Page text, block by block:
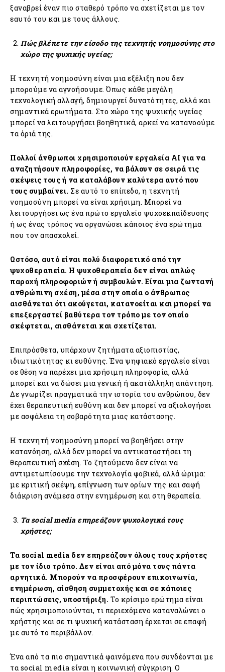
ξαναβρεί έναν πιο σταθερό τρόπο να σχετίζεται με τον
εαυτό του και με τους άλλους.
Πώς βλέπετε την είσοδο της τεχνητής νοημοσύνης στο
χώρο της ψυχικής υγείας;
Η τεχνητή νοημοσύνη είναι μια εξέλιξη που δεν
μπορούμε να αγνοήσουμε. Όπως κάθε μεγάλη
τεχνολογική αλλαγή, δημιουργεί δυνατότητες, αλλά και
σημαντικά ερωτήματα. Στο χώρο της ψυχικής υγείας
μπορεί να λειτουργήσει βοηθητικά, αρκεί να κατανοούμε
τα όριά της.
Πολλοί άνθρωποι χρησιμοποιούν εργαλεία ΑΙ για να
αναζητήσουν πληροφορίες, να βάλουν σε σειρά τις
σκέψεις τους ή να καταλάβουν καλύτερα αυτό που
τους συμβαίνει. Σε αυτό το επίπεδο, η τεχνητή
νοημοσύνη μπορεί να είναι χρήσιμη. Μπορεί να
λειτουργήσει ως ένα πρώτο εργαλείο ψυχοεκπαίδευσης
ή ως ένας τρόπος να οργανώσει κάποιος ένα ερώτημα
που τον απασχολεί.
Ωστόσο, αυτό είναι πολύ διαφορετικό από την
ψυχοθεραπεία. Η ψυχοθεραπεία δεν είναι απλώς
παροχή πληροφοριών ή συμβουλών. Είναι μια ζωντανή
ανθρώπινη σχέση, μέσα στην οποία ο άνθρωπος
αισθάνεται ότι ακούγεται, κατανοείται και μπορεί να
επεξεργαστεί βαθύτερα τον τρόπο με τον οποίο
σκέφτεται, αισθάνεται και σχετίζεται.
Επιπρόσθετα, υπάρχουν ζητήματα αξιοπιστίας,
ιδιωτικότητας κι ευθύνης. Ένα ψηφιακό εργαλείο είναι
σε θέση να παρέχει μια χρήσιμη πληροφορία, αλλά
μπορεί και να δώσει μια γενική ή ακατάλληλη απάντηση.
Δε γνωρίζει πραγματικά την ιστορία του ανθρώπου, δεν
έχει θεραπευτική ευθύνη και δεν μπορεί να αξιολογήσει
με ασφάλεια τη σοβαρότητα μιας κατάστασης.
Η τεχνητή νοημοσύνη μπορεί να βοηθήσει στην
κατανόηση, αλλά δεν μπορεί να αντικαταστήσει τη
θεραπευτική σχέση. Το ζητούμενο δεν είναι να
αντιμετωπίσουμε την τεχνολογία φοβικά, αλλά ώριμα:
με κριτική σκέψη, επίγνωση των ορίων της και σαφή
διάκριση ανάμεσα στην ενημέρωση και στη θεραπεία.
Τα social media επηρεάζουν ψυχολογικά τους
χρήστες;
Τα social media δεν επηρεάζουν όλους τους χρήστες
με τον ίδιο τρόπο. Δεν είναι από μόνα τους πάντα
αρνητικά. Μπορούν να προσφέρουν επικοινωνία,
ενημέρωση, αίσθηση συμμετοχής και σε κάποιες
περιπτώσεις, υποστήριξη. Το κρίσιμο ερώτημα είναι
πώς χρησιμοποιούνται, τι περιεχόμενο καταναλώνει ο
χρήστης και σε τι ψυχική κατάσταση έρχεται σε επαφή
με αυτό το περιβάλλον.
Ένα από τα πιο σημαντικά φαινόμενα που συνδέονται με
τα social media είναι η κοινωνική σύγκριση. Ο